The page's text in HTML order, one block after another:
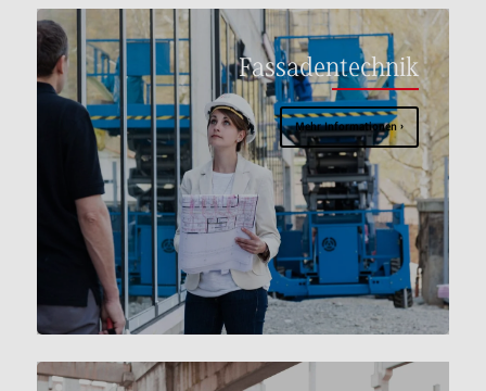
Fassadentechnik
Mehr Informationen